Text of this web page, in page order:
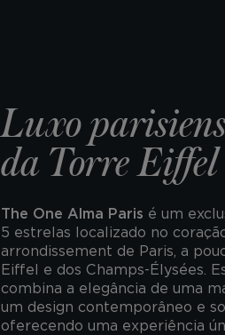
Luxo
da Torre Eiffel
The One Alma Paris é um
5 estrelas localizado no
arrondissement de Paris, a
Eiffel e dos Champs-Élysées.
combina a elegância de uma
um design contemporâneo e
oferecendo uma experiência